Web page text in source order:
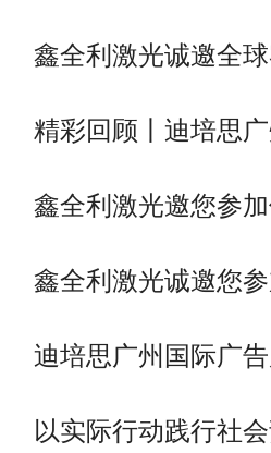
鑫全利激光诚邀全
精彩回顾丨迪培思
鑫全利激光邀您参
鑫全利激光诚邀您
迪培思广州国际广
以实际行动践行社